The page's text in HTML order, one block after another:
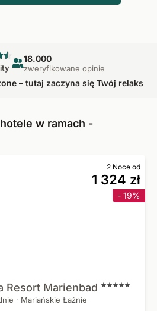
18.000
zweryfikowane opinie
– tutaj zaczyna się Twój relaks
w ramach -
2 Noce od
1 324 zł
- 19%
Resort Marienbad
· Mariańskie Łaźnie